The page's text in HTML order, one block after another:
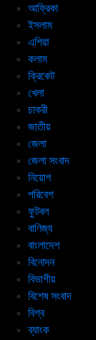
আফ্রিকা
ইসলাম
এশিয়া
কলাম
ক্রিকেট
খেলা
চাকরী
জাতীয়
জেলা
জেলা সংবাদ
নিয়োগ
পরিবেশ
ফুটবল
বাণিজ্য
বাংলাদেশ
বিনোদন
বিভাগীয়
বিশেষ সংবাদ
বিশ্ব
ব্যাংক